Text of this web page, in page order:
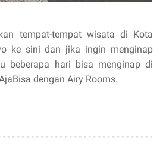
tempat-tempat wisata di Kota
ke sini dan jika ingin menginap
beberapa hari bisa menginap di
dengan Airy Rooms.